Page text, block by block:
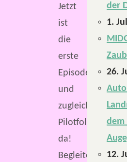
Jetzt
ist
die
erste
Episode
und
zugleich
Pilotfolge
da!
Begleitet
der
1.
26.
dem
12.